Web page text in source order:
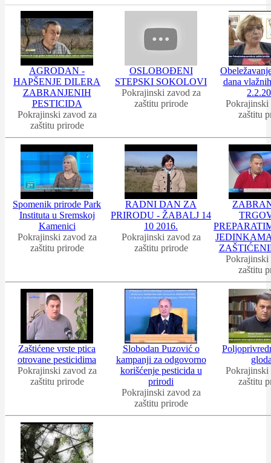
AGRODAN -
HAPŠENJE DILERA
ZABRANJENIH
PESTICIDA
Pokrajinski zavod za
zaštitu prirode
OSLOBOĐENI
STEPSKI SOKOLOVI
Pokrajinski zavod za
zaštitu prirode
dana
Pokrajinski
zaštitu
Spomenik prirode Park
Instituta u Sremskoj
Kamenici
Pokrajinski zavod za
zaštitu prirode
RADNI DAN ZA
PRIRODU - ŽABALJ 14
10 2016.
Pokrajinski zavod za
zaštitu prirode
Pokrajinski
zaštitu
Zaštićene vrste ptica
otrovane pesticidima
Pokrajinski zavod za
zaštitu prirode
Slobodan Puzović o
kampanji za odgovorno
korišćenje pesticida u
prirodi
Pokrajinski zavod za
zaštitu prirode
Pokrajinski
zaštitu